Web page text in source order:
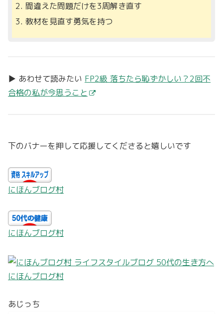
間違えた問題だけを3周解き直す
教材を見直す勇気を持つ
▶ あわせて読みたい FP2級 落ちたら恥ずかしい？2回不
合格の私が今思うこと
下のバナーを押して応援してくださると嬉しいです
にほんブログ村
にほんブログ村
にほんブログ村
あじっち